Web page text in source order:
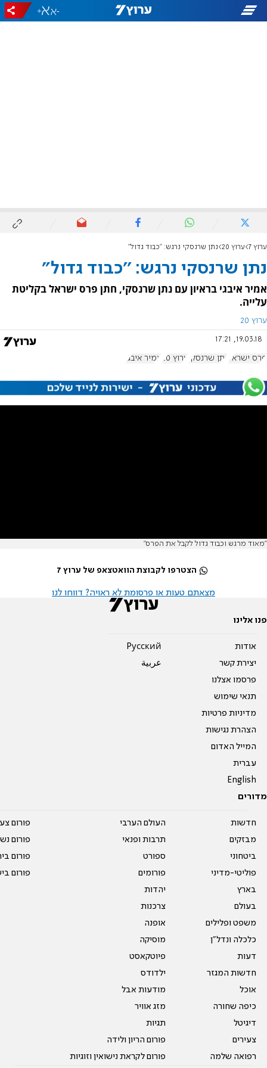
-
+
ערוץ 7 ערוץ 20 נתן שרנסקי נרגש: ''כבוד גדול"
נתן שרנסקי נרגש: ''כבוד גדול"
אמיר איבגי בראיון עם נתן שרנסקי, חתן פרס ישראל בקליטת
עלייה.
ערוץ 20
19.03.18, 17:21
פרס ישראל נתן שרנסקי ערוץ 20 אמיר איבגי
"מאוד מרגש וכבוד גדול לקבל את הפרס"
הצטרפו לקבוצת הוואטצאפ של ערוץ 7
מצאתם טעות או פרסומת לא ראויה? דווחו לנו
פנו אלינו
אודות
יצירת קשר
פרסמו אצלנו
תנאי שימוש
מדיניות פרטיות
הצהרת נגישות
המייל האדום
עברית
English
Pусский
عربية
מדורים
חדשות
מבזקים
ביטחוני
פוליטי-מדיני
בארץ
בעולם
משפט ופלילים
כלכלה ונדל"ן
דעות
חדשות המגזר
אוכל
כיפה שחורה
דיגיטל
צעירים
רפואה שלמה
העולם הערבי
תרבות ופנאי
ספורט
פורומים
יהדות
צרכנות
אופנה
מוסיקה
פיוטקאסט
ילדודס
מודעות אבל
מזג אוויר
תגיות
פורום הריון ולידה
פורום לקראת נישואין וזוגיות
פורום
פורום
פורום
פורום